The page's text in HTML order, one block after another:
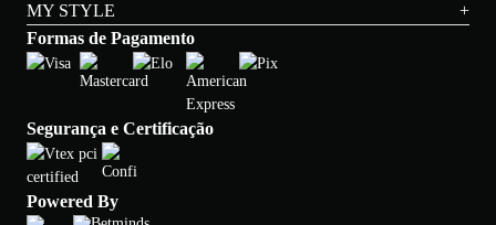
MY STYLE
+
Formas de Pagamento
Segurança e Certificação
Powered By